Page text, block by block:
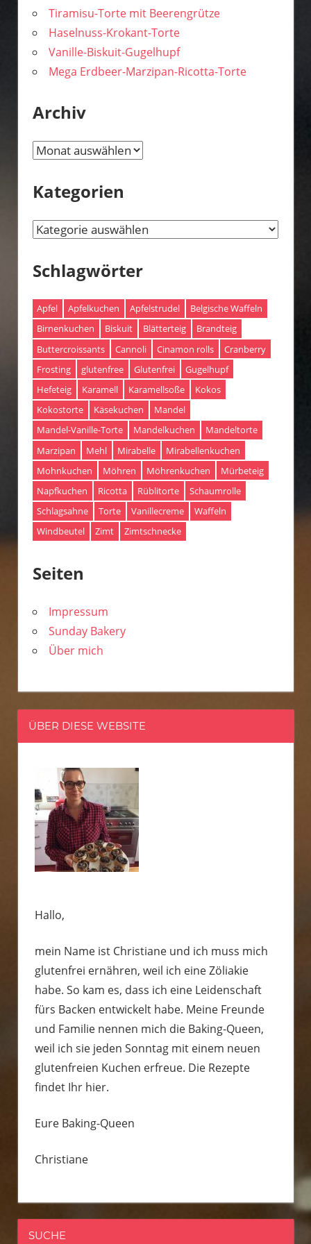
Tiramisu-Torte mit Beerengrütze
Haselnuss-Krokant-Torte
Vanille-Biskuit-Gugelhupf
Mega Erdbeer-Marzipan-Ricotta-Torte
Archiv
Archiv
Kategorien
Kategorien
Schlagwörter
Apfel Apfelkuchen Apfelstrudel
Belgische Waffeln
Birnenkuchen
Biskuit Blätterteig
Brandteig
Buttercroissants
Cannoli Cinamon rolls
Cranberry
Frosting
glutenfree Glutenfrei
Gugelhupf
Hefeteig
Karamell Karamellsoße
Kokos
Kokostorte
Käsekuchen
Mandel
Mandel-Vanille-Torte
Mandelkuchen
Mandeltorte
Marzipan
Mehl Mirabelle
Mirabellenkuchen
Mohnkuchen
Möhren Möhrenkuchen
Mürbeteig
Napfkuchen
Ricotta Rüblitorte
Schaumrolle
Schlagsahne
Torte Vanillecreme
Waffeln
Windbeutel
Zimt Zimtschnecke
Seiten
Impressum
Sunday Bakery
Über mich
ÜBER DIESE WEBSITE
Hallo,
mein Name ist Christiane und ich muss mich
glutenfrei ernähren, weil ich eine Zöliakie
habe. So kam es, dass ich eine Leidenschaft
fürs Backen entwickelt habe. Meine Freunde
und Familie nennen mich die Baking-Queen,
weil ich sie jeden Sonntag mit einem neuen
glutenfreien Kuchen erfreue. Die Rezepte
findet Ihr hier.
Eure Baking-Queen
Christiane
SUCHE